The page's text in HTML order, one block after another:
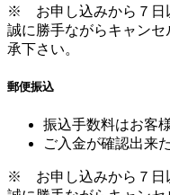
※ お申し込みから７日
誠に勝手ながらキャン
承下さい。
郵便振込
振込手数料はお客
ご入金が確認出来
※ お申し込みから７日